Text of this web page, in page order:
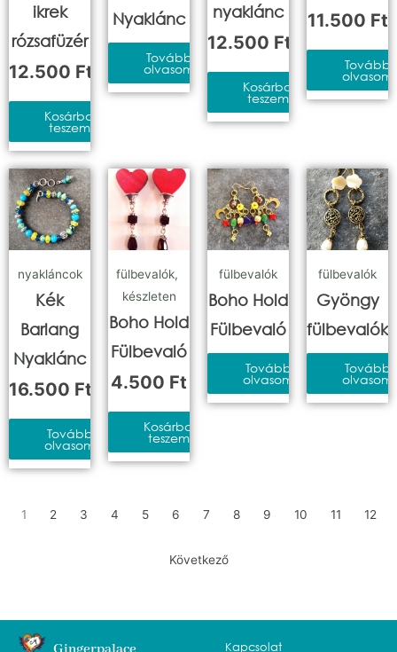
ikrek
rózsafüzér
12.500 Ft
Kosárba
teszem
Nyaklánc
Tovább
olvasom
nyaklánc
12.500 Ft
Kosárba
teszem
11.500 Ft
Tovább
olvasom
nyakláncok
Kék
Barlang
Nyaklánc
16.500 Ft
Tovább
olvasom
fülbevalók,
készleten
Boho Hold
Fülbevaló
4.500 Ft
Kosárba
teszem
fülbevalók
Boho Hold
Fülbevaló
Tovább
olvasom
fülbevalók
Gyöngy
fülbevalók
Tovább
olvasom
1 2 3 4 5 6 7 8 9 10 11 12
Következő
Kapcsolat